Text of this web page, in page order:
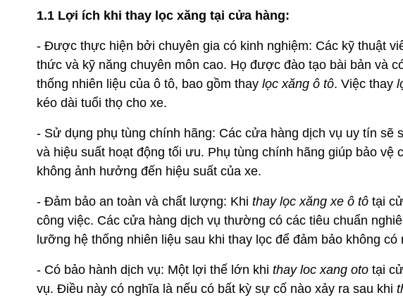
1.1 Lợi ích khi thay lọc xăng tại cửa hàng:
- Được thực hiện bởi chuyên gia có kinh nghiệm: Các kỹ thuật
thức và kỹ năng chuyên môn cao. Họ được đào tạo bài bản và
thống nhiên liệu của ô tô, bao gồm thay lọc xăng ô tô. Việc thay
kéo dài tuổi thọ cho xe.
- Sử dụng phụ tùng chính hãng: Các cửa hàng dịch vụ uy tín
và hiệu suất hoạt động tối ưu. Phụ tùng chính hãng giúp bảo vệ
không ảnh hưởng đến hiệu suất của xe.
- Đảm bảo an toàn và chất lượng: Khi thay lọc xăng xe ô tô tại
công việc. Các cửa hàng dịch vụ thường có các tiêu chuẩn
lưỡng hệ thống nhiên liệu sau khi thay lọc để đảm bảo không có
- Có bảo hành dịch vụ: Một lợi thế lớn khi thay loc xang oto tại
vụ. Điều này có nghĩa là nếu có bất kỳ sự cố nào xảy ra sau khi